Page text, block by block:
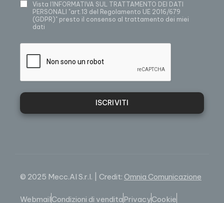
Vista l’INFORMATIVA SUL TRATTAMENTO DEI DATI
PERSONALI "art.13 del Regolamento UE 2016/679
(GDPR)" presto il consenso al trattamento dei miei
dati
ISCRIVITI
© 2025 Mecc.Al S.r.l. | Credit: Omnia Comunicazione
WebmailCondizioni di venditaPrivacyCookie